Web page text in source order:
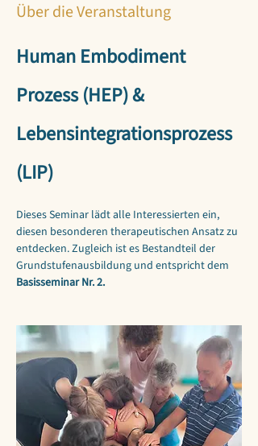
Über die Veranstaltung
Human Embodiment
Prozess (HEP) &
Lebensintegrationsprozess
(LIP)
Dieses Seminar lädt alle Interessierten ein,
diesen besonderen therapeutischen Ansatz zu
entdecken. Zugleich ist es Bestandteil der
Grundstufenausbildung und entspricht dem
Basisseminar Nr. 2.